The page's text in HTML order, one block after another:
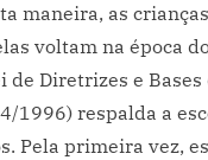
maneira, as
voltam na época
de Diretrizes e Bases
1996) respalda a
Pela primeira vez,